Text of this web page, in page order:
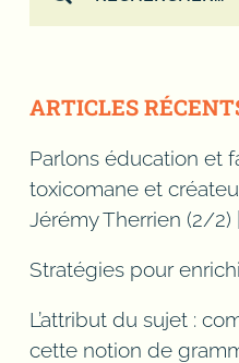
grammaires
al, jean-
quartier,
draga i
gramatika,
ARTICLES
Parlons éducation et
toxicomane et
Jérémy Therrien (2/2) |
Stratégies pour
L’attribut du sujet :
cette notion de